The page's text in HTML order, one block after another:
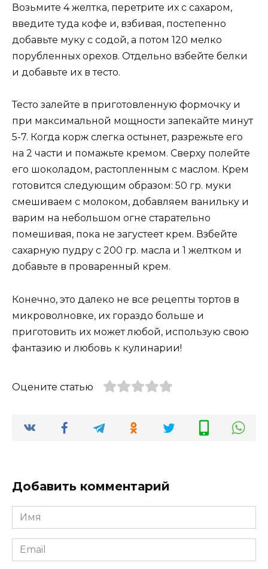
Возьмите 4 желтка, перетрите их с сахаром,
введите туда кофе и, взбивая, постепенно
добавьте муку с содой, а потом 120 мелко
порубленных орехов. Отдельно взбейте белки
и добавьте их в тесто.
Тесто залейте в приготовленную формочку и
при максимальной мощности запекайте минут
5-7. Когда корж слегка остынет, разрежьте его
на 2 части и помажьте кремом. Сверху полейте
его шоколадом, растопленным с маслом. Крем
готовится следующим образом: 50 гр. муки
смешиваем с молоком, добавляем ванильку и
варим на небольшом огне старательно
помешивая, пока не загустеет крем. Взбейте
сахарную пудру с 200 гр. масла и 1 желтком и
добавьте в проваренный крем.
Конечно, это далеко не все рецепты тортов в
микроволновке, их гораздо больше и
приготовить их может любой, использую свою
фантазию и любовь к кулинарии!
Оцените статью
Добавить комментарий
Имя
*
Email
*